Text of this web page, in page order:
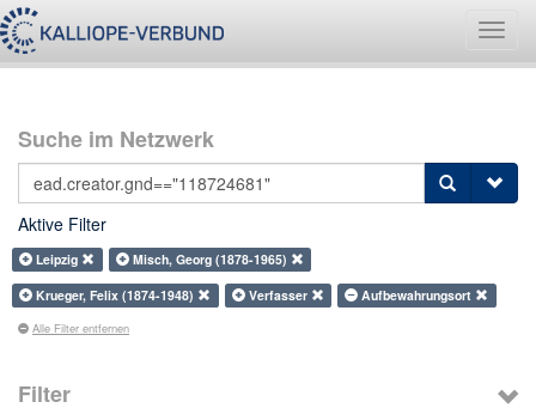
Suche im Netzwerk
Aktive Filter
Leipzig
Misch, Georg (1878-1965)
Krueger, Felix (1874-1948)
Verfasser Aufbewahrungsort
Alle Filter entfernen
Filter